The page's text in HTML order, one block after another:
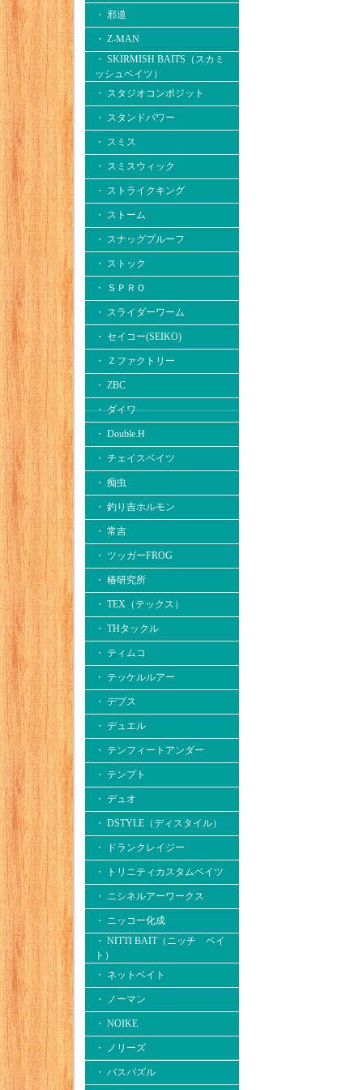
・ 邪道
・ Z-MAN
・ SKIRMISH BAITS（スカミ
ッシュベイツ）
・ スタジオコンポジット
・ スタンドパワー
・ スミス
・ スミスウィック
・ ストライクキング
・ ストーム
・ スナッグプルーフ
・ ストック
・ ＳＰＲＯ
・ スライダーワーム
・ セイコー(SEIKO)
・ Ｚファクトリー
・ ZBC
・ ダイワ
・ Double.H
・ チェイスベイツ
・ 痴虫
・ 釣り吉ホルモン
・ 常吉
・ ツッガーFROG
・ 椿研究所
・ TEX（テックス）
・ THタックル
・ ティムコ
・ テッケルルアー
・ デプス
・ デュエル
・ テンフィートアンダー
・ テンプト
・ デュオ
・ DSTYLE（ディスタイル）
・ ドランクレイジー
・ トリニティカスタムベイツ
・ ニシネルアーワークス
・ ニッコー化成
・ NITTI BAIT（ニッチ ベイ
ト）
・ ネットベイト
・ ノーマン
・ NOIKE
・ ノリーズ
・ バスパズル